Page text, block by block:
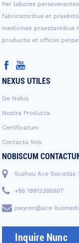
Per labores
fabricatoribus et
medicinae praestantibus
productis et officiis
NEXUS UTILES
De Nobis
Nostra Producta
Certificatum
Contacta Nos
NOBISCUM
Suzhou Ace Societas
+86 18912386807
joeyren@ace-
Inquire Nunc